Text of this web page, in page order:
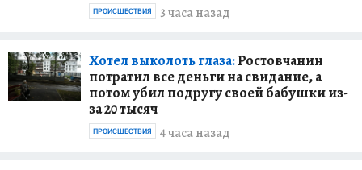
3 часа назад
ПРОИСШЕСТВИЯ
Хотел выколоть глаза:Ростовчанин
потратил все деньги на свидание, а
потом убил подругу своей бабушки из-
за 20 тысяч
4 часа назад
ПРОИСШЕСТВИЯ